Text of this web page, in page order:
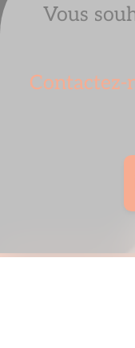
Vous
Contactez-